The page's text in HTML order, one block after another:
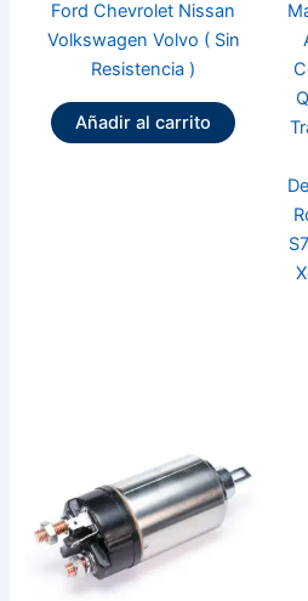
Ford Chevrolet Nissan
Volkswagen Volvo ( Sin
Resistencia )
Añadir al carrito